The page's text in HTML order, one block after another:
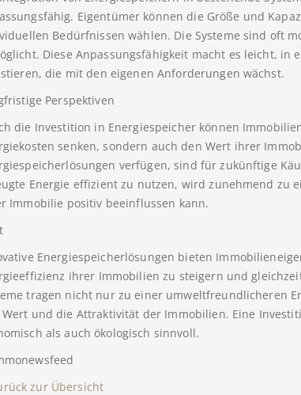
Eigentümer können die Größe und
Bedürfnissen wählen. Die Systeme sind oft
Diese Anpassungsfähigkeit macht es leicht, in
die mit den eigenen Anforderungen wächst.
Perspektiven
die Investition in Energiespeicher können
senken, sondern auch den Wert ihrer
verfügen, sind für zukünftige
Energie effizient zu nutzen, wird zunehmend zu
Immobilie positiv beeinflussen kann.
Energiespeicherlösungen bieten
ihrer Immobilien zu steigern und
tragen nicht nur zu einer umweltfreundlicheren
und die Attraktivität der Immobilien. Eine
als auch ökologisch sinnvoll.
zur Übersicht